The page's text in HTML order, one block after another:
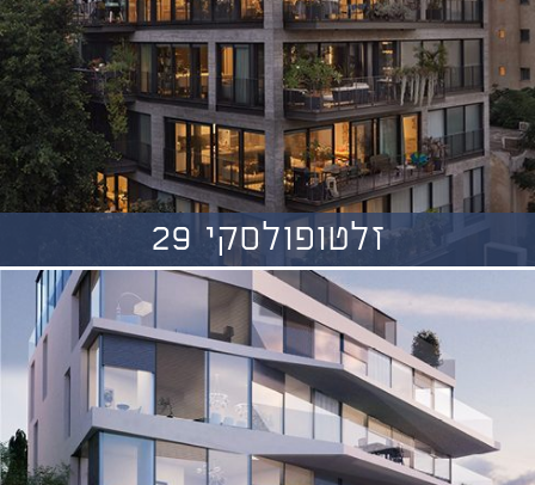
זלטופולסקי 29